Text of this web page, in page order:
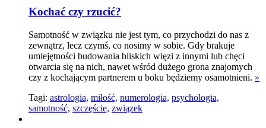
Kochać czy rzucić?
Samotność w związku nie jest tym, co przychodzi do nas z
zewnątrz, lecz czymś, co nosimy w sobie. Gdy brakuje
umiejętności budowania bliskich więzi z innymi lub chęci
otwarcia się na nich, nawet wśród dużego grona znajomych
czy z kochającym partnerem u boku będziemy osamotnieni. »
Tagi: astrologia, miłość, numerologia, psychologia,
samotność, szczęście, związek